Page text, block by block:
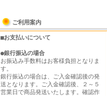
ご利用案内
■お支払いについて
●銀行振込の場合
お振込み手数料はお客様負担となりま
す。
銀行振込の場合は、ご入金確認後の発
送となります。ご入金確認後、２～５
営業日で商品発送いたします。確認作